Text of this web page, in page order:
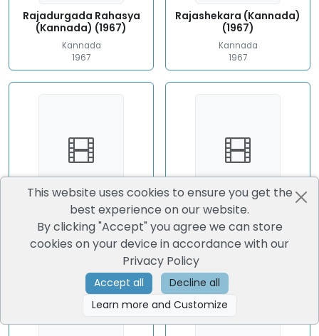
Rajadurgada Rahasya
(Kannada) (1967)
Kannada
1967
Rajashekara (Kannada)
(1967)
Kannada
1967
Rama Parashurama
(Kannada) (1980)
Kannada
Ranganayaki (Kannada)
(1981)
Kannada
This website uses cookies to ensure you get the
best experience on our website.
By clicking "Accept" you agree we can store
cookies on your device in accordance with our
Privacy Policy
Accept all
Decline all
Learn more and Customize